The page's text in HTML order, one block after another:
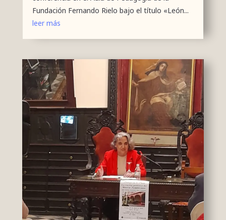
Fundación Fernando Rielo bajo el título «León...
leer más